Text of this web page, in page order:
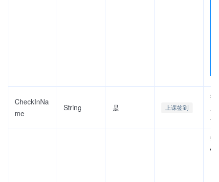
CheckInNa
me
String 是 上课签到
签
个
签